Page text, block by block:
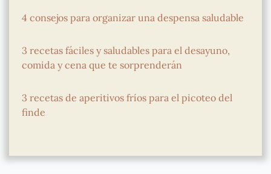
4 consejos para organizar una despensa saludable
3 recetas fáciles y saludables para el desayuno,
comida y cena que te sorprenderán
3 recetas de aperitivos fríos para el picoteo del
finde